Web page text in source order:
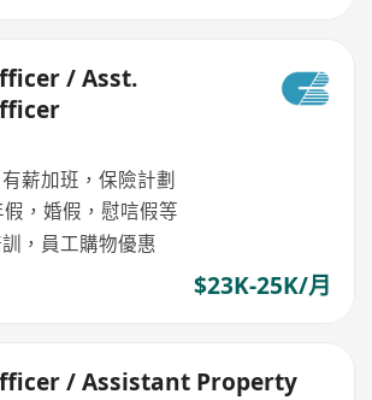
/ Asst.
薪加班，保險計劃
，婚假，慰唁假等
，員工購物優惠
$23K-25K/月
Property